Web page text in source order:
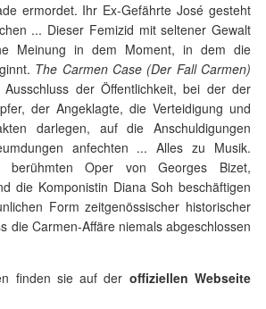
ermordet. Ihr Ex-Gefährte José gesteht
... Dieser Femizid mit seltener Gewalt
Meinung in dem Moment, in dem die
The Carmen Case (Der Fall Carmen)
der Öffentlichkeit, bei der der
der Angeklagte, die Verteidigung und
darlegen, auf die Anschuldigungen
anfechten ... Alles zu Musik.
berühmten Oper von Georges Bizet,
die Komponistin Diana Soh beschäftigen
Form zeitgenössischer historischer
die Carmen-Affäre niemals abgeschlossen
finden sie auf der offiziellen Webseite